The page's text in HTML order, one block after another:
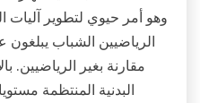
وهو أمر حيوي لتطوير آليات
الرياضيين الشباب
مقارنة بغير الرياضيين.
البدنية المنتظمة